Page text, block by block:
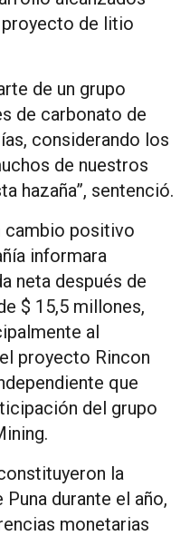
proyecto de litio
de un grupo
de carbonato de
considerando los
de nuestros
hazaña”, sentenció.
cambio positivo
informara
neta después de
$ 15,5 millones,
al
proyecto Rincon
que
del grupo
la
durante el año,
monetarias